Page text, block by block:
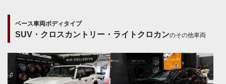
ベース車両ボディタイプ
SUV・クロスカントリー・ライトクロカンのその他車両